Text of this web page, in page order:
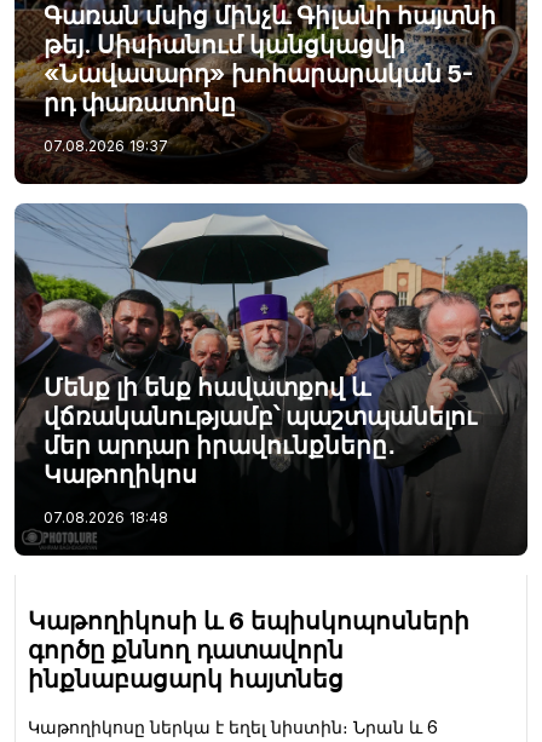
Գառան մսից մինչև Գիլանի հայտնի
թեյ. Սիսիանում կանցկացվի
«Նավասարդ» խոհարարական 5-
րդ փառատոնը
07.08.2026 19:37
Մենք լի ենք հավատքով և
վճռականությամբ՝ պաշտպանելու
մեր արդար իրավունքները․
Կաթողիկոս
07.08.2026 18:48
Կաթողիկոսի և 6 եպիսկոպոսների
գործը քննող դատավորն
ինքնաբացարկ հայտնեց
Կաթողիկոսը ներկա է եղել նիստին։ Նրան և 6